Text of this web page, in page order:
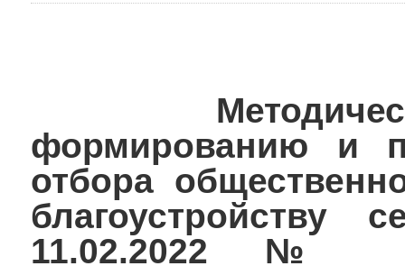
формированию и
отбора
благоустройству
11.02.2022 №